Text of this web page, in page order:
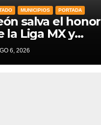
MUNICIPIOS PORTADA
salva el honor
la Liga MX y
1-0 a
en la
6, 2026